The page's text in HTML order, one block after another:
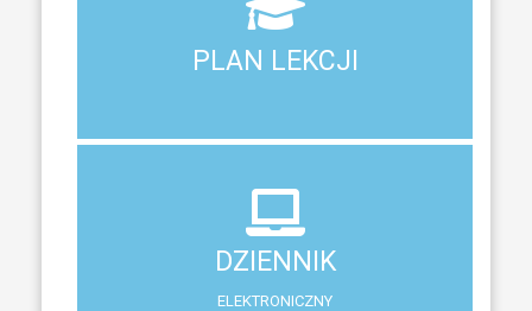
PLAN LEKCJI
PLAN LEKCJI
DZIENNIK
ELEKTRONICZNY
DZIENNIK
ELEKTRONICZNY
System zewnętrzny do śledzenia postępów w nauce